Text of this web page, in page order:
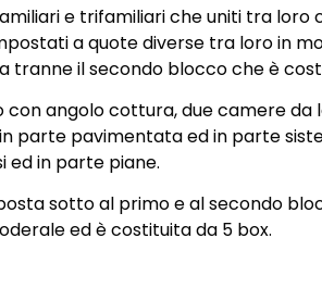
e trifamiliari che uniti tra loro
a quote diverse tra loro in
il secondo blocco che è
con angolo cottura, due camere da
parte pavimentata ed in parte
ed in parte piane.
sotto al primo e al secondo
ed è costituita da 5 box.